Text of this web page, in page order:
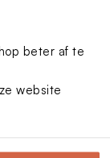
beter af te
website